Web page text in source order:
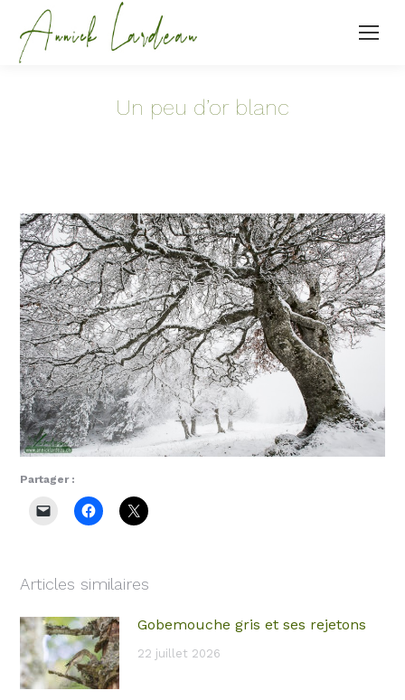
Un peu d’or blanc
Partager :
Articles similaires
Gobemouche gris et ses rejetons
22 juillet 2026